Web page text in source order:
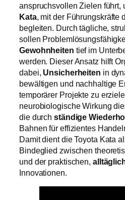
anspruchsvollen Zielen führt,
Kata, mit der Führungskräfte
begleiten. Durch tägliche,
sollen
Gewohnheiten tief im
werden. Dieser Ansatz hilft
dabei, Unsicherheiten in
bewältigen und nachhaltige
temporärer Projekte zu
neurobiologische Wirkung
die durchständige
Bahnen für effizientes
Damit dient die Toyota Kata
Bindeglied zwischen
und der praktischen,
Innovationen.